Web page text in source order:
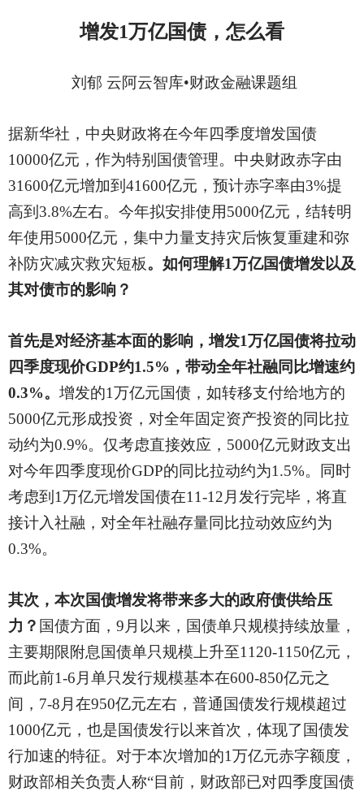
增发1万亿国债，怎么看
刘郁 云阿云智库•财政金融课题组
据新华社，中央财政将在今年四季度增发国债
10000亿元，作为特别国债管理。中央财政赤字由
31600亿元增加到41600亿元，预计赤字率由3%提
高到3.8%左右。今年拟安排使用5000亿元，结转明
年使用5000亿元，集中力量支持灾后恢复重建和弥
补防灾减灾救灾短板。如何理解1万亿国债增发以及
其对债市的影响？
首先是对经济基本面的影响，增发1万亿国债将拉动
四季度现价GDP约1.5%，带动全年社融同比增速约
0.3%。 增发的1万亿元国债，如转移支付给地方的
5000亿元形成投资，对全年固定资产投资的同比拉
动约为0.9%。仅考虑直接效应，5000亿元财政支出
对今年四季度现价GDP的同比拉动约为1.5%。同时
考虑到1万亿元增发国债在11-12月发行完毕，将直
接计入社融，对全年社融存量同比拉动效应约为
0.3%。
其次，本次国债增发将带来多大的政府债供给压
力？ 国债方面， 9月以来，国债单只规模持续放量，
主要期限附息国债单只规模上升至1120-1150亿元，
而此前1-6月单只发行规模基本在600-850亿元之
间，7-8月在950亿元左右，普通国债发行规模超过
1000亿元，也是国债发行以来首次，体现了国债发
行加速的特征。对于本次增加的1万亿元赤字额度，
财政部相关负责人称“目前，财政部已对四季度国债